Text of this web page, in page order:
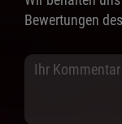
Bewertungen